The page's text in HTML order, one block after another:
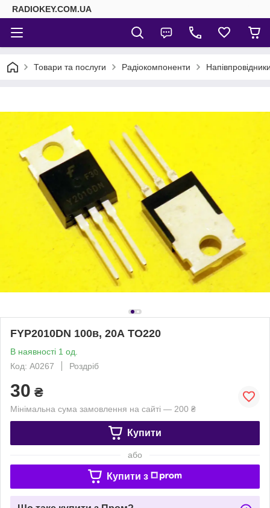
RADIOKEY.COM.UA
Товари та послуги Радіокомпоненти
FYP2010DN 100в, 20А TO220
В наявності 1 од.
Код: A0267
Роздріб
30 ₴
Мінімальна сума замовлення на сайті — 200 ₴
Купити
або
Купити з